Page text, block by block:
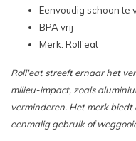
Eenvoudig schoon te
BPA vrij
Merk: Roll'eat
Roll'eat streeft ernaar het
milieu-impact, zoals
verminderen. Het merk biedt
eenmalig gebruik of